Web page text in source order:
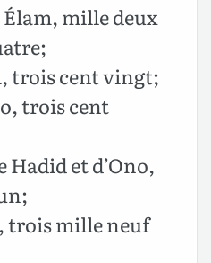
Élam, mille deux
trois cent vingt;
trois cent
Hadid et d’Ono,
trois mille neuf